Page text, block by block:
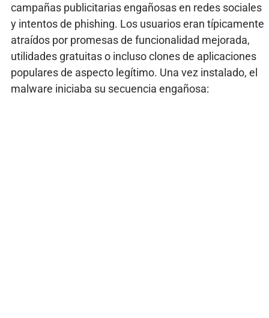
campañas publicitarias engañosas en redes sociales
y intentos de phishing. Los usuarios eran típicamente
atraídos por promesas de funcionalidad mejorada,
utilidades gratuitas o incluso clones de aplicaciones
populares de aspecto legítimo. Una vez instalado, el
malware iniciaba su secuencia engañosa: